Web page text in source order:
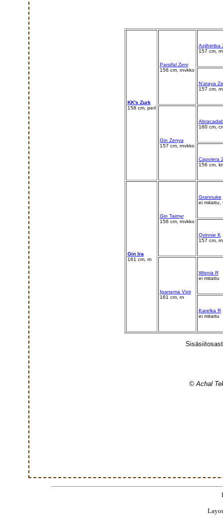
KK's Zurk
158 cm, perl
Parsifal Zeni
156 cm, rnvkko
Azjihimba
157 cm,
N'ataya
157 cm,
Gin Zenya
157 cm, rnvkko
160 cm,
Capoiera
156 cm,
Gin Ira
161 cm, rn
Gin Taimyr
156 cm, rnvkko
Grannuke
ei mitattu,
Qvinnie K
157 cm, rn
Ipanema Vixir
161 cm, rn
Wisnia R
ei mitattu
Karelka R
ei mitattu
© Achal